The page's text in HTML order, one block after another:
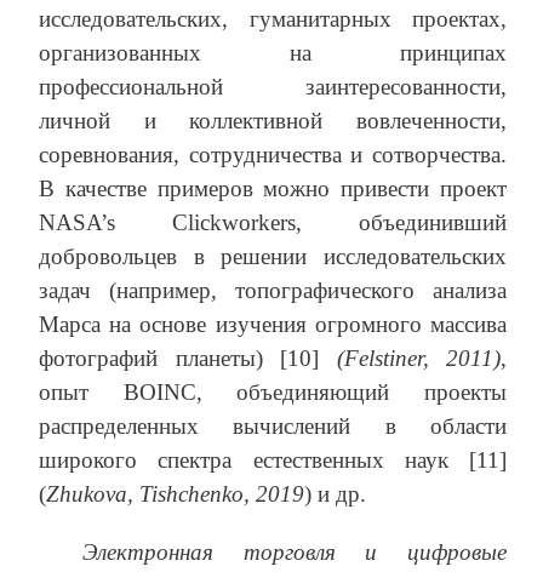
исследовательских, гуманитарных проектах,
организованных на принципах
профессиональной заинтересованности,
личной и коллективной вовлеченности,
соревнования, сотрудничества и сотворчества.
В качестве примеров можно привести проект
NASA’s Clickworkers, объединивший
добровольцев в решении исследовательских
задач (например, топографического анализа
Марса на основе изучения огромного массива
фотографий планеты) [10] (Felstiner, 2011),
опыт BOINC, объединяющий проекты
распределенных вычислений в области
широкого спектра естественных наук [11]
(Zhukova, Tishchenko, 2019) и др.
Электронная торговля и цифровые